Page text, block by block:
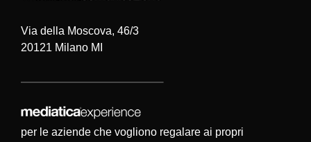
Via della Moscova, 46/3
20121 Milano MI
per le aziende che vogliono regalare ai propri